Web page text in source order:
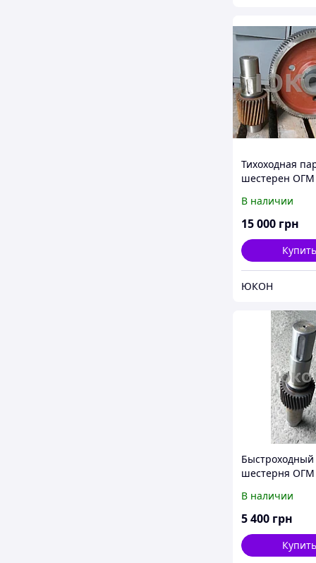
Тихоходная
шестерен ОГМ
Комплект
редуктора ОГМ
В наличии
15 000 грн
Купить
ЮКОН
Быстроходный
шестерня ОГМ
В наличии
5 400 грн
Купить